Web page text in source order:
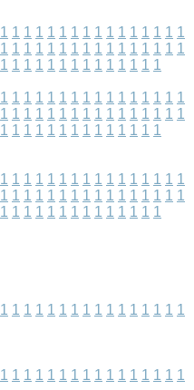
1 1 1 1 1 1 1 1 1 1 1 1 1 1 1 1
1 1 1 1 1 1 1 1 1 1 1 1 1 1 1 1
1 1 1 1 1 1 1 1 1 1 1 1 1 1
1 1 1 1 1 1 1 1 1 1 1 1 1 1 1 1
1 1 1 1 1 1 1 1 1 1 1 1 1 1 1 1
1 1 1 1 1 1 1 1 1 1 1 1 1 1
1 1 1 1 1 1 1 1 1 1 1 1 1 1 1 1
1 1 1 1 1 1 1 1 1 1 1 1 1 1 1 1
1 1 1 1 1 1 1 1 1 1 1 1 1 1
1 1 1 1 1 1 1 1 1 1 1 1 1 1 1 1
1 1 1 1 1 1 1 1 1 1 1 1 1 1 1 1